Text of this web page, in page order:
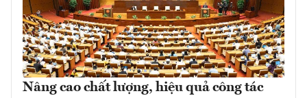
Nâng cao chất lượng, hiệu quả công tác